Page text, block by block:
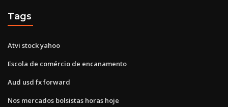
Tags
Atvi stock yahoo
Escola de comércio de encanamento
Aud usd fx forward
Nos mercados bolsistas horas hoje